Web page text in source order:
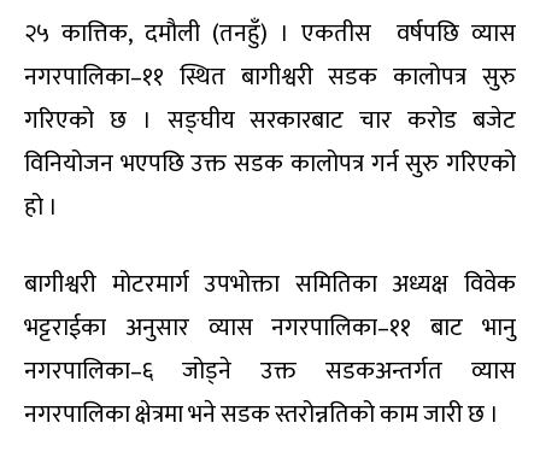
२५ कात्तिक, दमौली (तनहुँ) । एकतीस वर्षपछि व्यास
नगरपालिका–११ स्थित बागीश्वरी सडक कालोपत्र सुरु
गरिएको छ । सङ्घीय सरकारबाट चार करोड बजेट
विनियोजन भएपछि उक्त सडक कालोपत्र गर्न सुरु गरिएको
हो ।
बागीश्वरी मोटरमार्ग उपभोक्ता समितिका अध्यक्ष विवेक
भट्टराईका अनुसार व्यास नगरपालिका–११ बाट भानु
नगरपालिका–६ जोड्ने उक्त सडकअन्तर्गत व्यास
नगरपालिका क्षेत्रमा भने सडक स्तरोन्नतिको काम जारी छ ।